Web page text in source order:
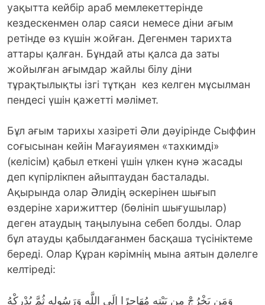
уақытта кейбір араб мемлекеттерінде
кездескенмен олар саяси немесе діни ағым
ретінде өз күшін жойған. Дегенмен тарихта
аттары қалған. Бұндай аты қалса да заты
жойылған ағымдар жайлы білу діни
тұрақтылықты ізгі тұтқан кез келген мұсылман
пендесі үшін қажетті мәлімет.
Бұл ағым тарихы хазіреті Әли дәуірінде Сыффин
соғысынан кейін Мағауиямен «тахкимді»
(келісім) қабыл еткені үшін үлкен күнә жасады
деп күпірлікпен айыптаудан басталады.
Ақырында олар Әлидің әскерінен шығып
өздеріне харижиттер (бөлініп шығушылар)
деген атаудың таңылуына себеп болды. Олар
бұл атауды қабылдағанмен басқаша түсініктеме
береді. Олар Құран кәрімнің мына аятын дәлелге
келтіреді:
وَمَن يَخْرُجْ مِن بَيْتِهِ مُهَاجِرًا إِلَى اللَّهِ وَرَسُولِهِ ثُمَّ يُدْرِكْهُ